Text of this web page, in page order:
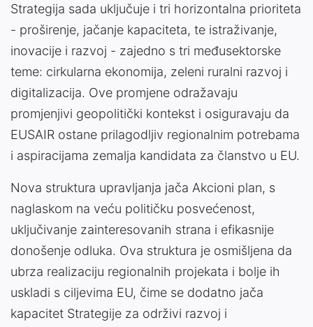
Strategija sada uključuje i tri horizontalna prioriteta
- proširenje, jačanje kapaciteta, te istraživanje,
inovacije i razvoj - zajedno s tri međusektorske
teme: cirkularna ekonomija, zeleni ruralni razvoj i
digitalizacija. Ove promjene odražavaju
promjenjivi geopolitički kontekst i osiguravaju da
EUSAIR ostane prilagodljiv regionalnim potrebama
i aspiracijama zemalja kandidata za članstvo u EU.
Nova struktura upravljanja jača Akcioni plan, s
naglaskom na veću političku posvećenost,
uključivanje zainteresovanih strana i efikasnije
donošenje odluka. Ova struktura je osmišljena da
ubrza realizaciju regionalnih projekata i bolje ih
uskladi s ciljevima EU, čime se dodatno jača
kapacitet Strategije za održivi razvoj i